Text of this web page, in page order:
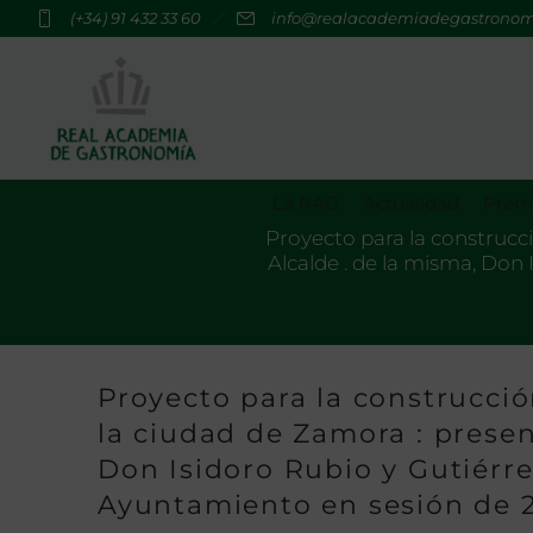
(+34) 91 432 33 60
Proyecto para la
Alcalde . de la misma,
Proyecto para la
la ciudad de Zamora :
Don Isidoro Rubio y
Ayuntamiento en sesión de